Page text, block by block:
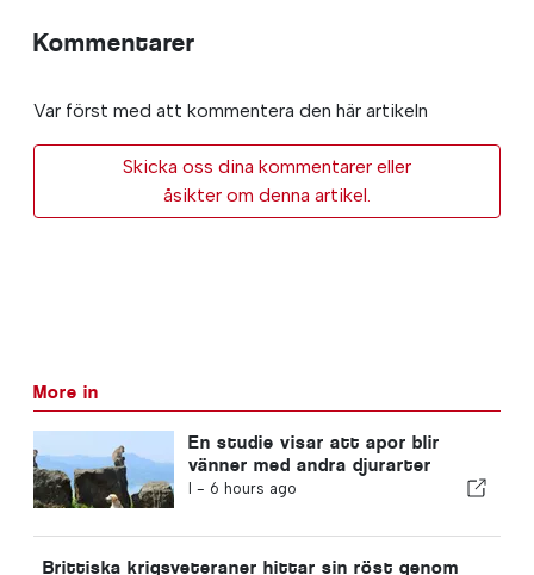
Kommentarer
Var först med att kommentera den här artikeln
Skicka oss dina kommentarer eller
åsikter om denna artikel.
More in
En studie visar att apor blir
vänner med andra djurarter
I - 6 hours ago
Brittiska krigsveteraner hittar sin röst genom